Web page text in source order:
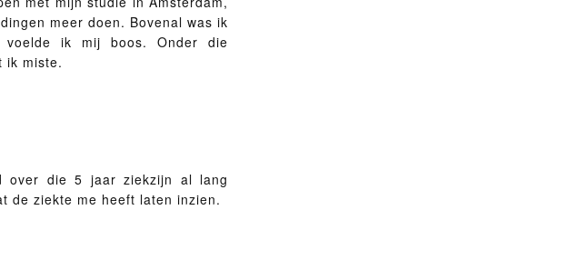
meer doen. Bovenal was ik
voelde ik mij boos. Onder die
ik miste.
over die 5 jaar ziekzijn al lang
de ziekte me heeft laten inzien.